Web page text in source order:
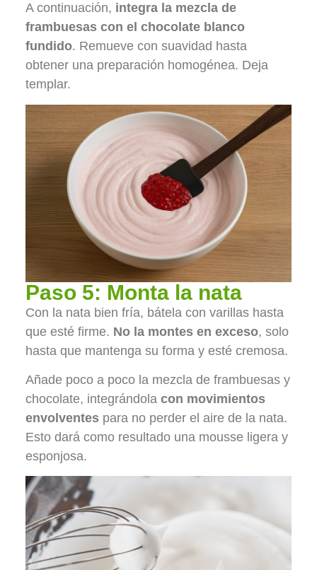
A continuación, integra la mezcla de
frambuesas con el chocolate blanco
fundido. Remueve con suavidad hasta
obtener una preparación homogénea. Deja
templar.
Paso 5: Monta la nata
Con la nata bien fría, bátela con varillas hasta
que esté firme. No la montes en exceso, solo
hasta que mantenga su forma y esté cremosa.
Añade poco a poco la mezcla de frambuesas y
chocolate, integrándola con movimientos
envolventespara no perder el aire de la nata.
Esto dará como resultado una mousse ligera y
esponjosa.